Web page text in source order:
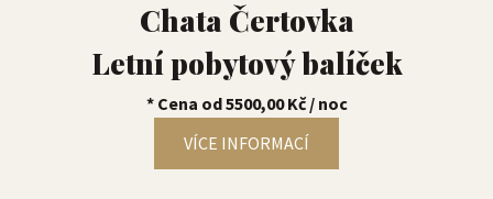
Chata Čertovka
Letní pobytový balíček
* Cena od 5500,00 Kč / noc
VÍCE INFORMACÍ